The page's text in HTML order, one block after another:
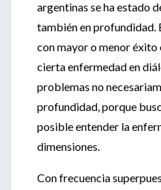
argentinas se ha estado
también en profundidad.
con mayor o menor
cierta enfermedad en
problemas no
profundidad, porque
posible entender la
dimensiones.
Con frecuencia